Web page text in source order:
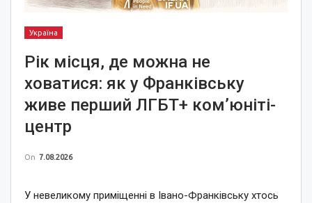
Україна
Рік місця, де можна не
ховатися: як у Франківську
живе перший ЛГБТ+ ком’юніті-
центр
On 7.08.2026
У невеликому приміщенні в Івано-Франківську хтось